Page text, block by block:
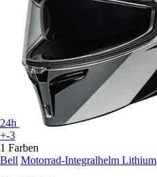
24h
+-3
1 Farben
Bell Motorrad-Integralhelm Lithium